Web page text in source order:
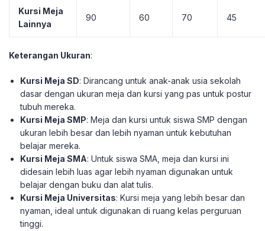
Kursi Meja
Lainnya
90 60 70 45
Keterangan Ukuran:
Kursi Meja SD: Dirancang untuk anak-anak usia sekolah
dasar dengan ukuran meja dan kursi yang pas untuk postur
tubuh mereka.
Kursi Meja SMP: Meja dan kursi untuk siswa SMP dengan
ukuran lebih besar dan lebih nyaman untuk kebutuhan
belajar mereka.
Kursi Meja SMA: Untuk siswa SMA, meja dan kursi ini
didesain lebih luas agar lebih nyaman digunakan untuk
belajar dengan buku dan alat tulis.
Kursi Meja Universitas: Kursi meja yang lebih besar dan
nyaman, ideal untuk digunakan di ruang kelas perguruan
tinggi.